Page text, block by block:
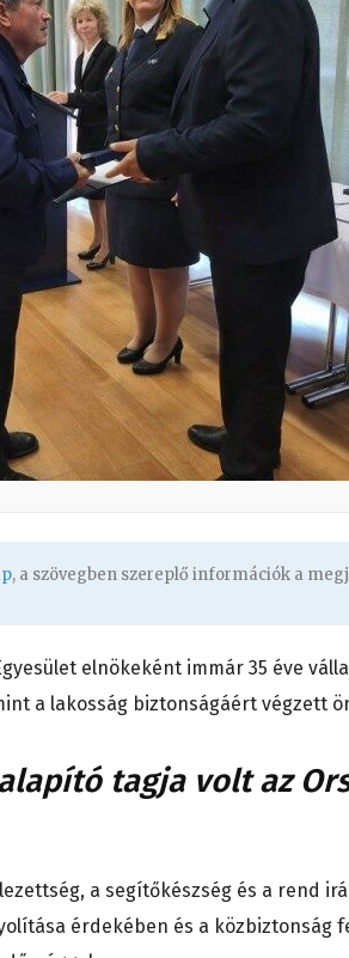
, a szövegben szereplő információk a
elnökeként immár 35 éve
a lakosság biztonságáért végzett
tagja volt az
a segítőkészség és a rend
érdekében és a közbiztonság